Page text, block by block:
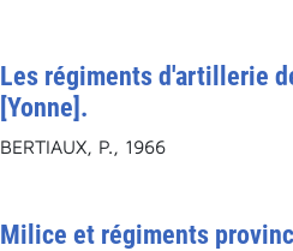
Les régiments d'artillerie
[Yonne].
BERTIAUX, P., 1966
Milice et régiments